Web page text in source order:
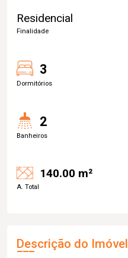
Residencial
Finalidade
3
Dormitórios
2
Banheiros
140.00 m²
A. Total
Descrição do Imóvel